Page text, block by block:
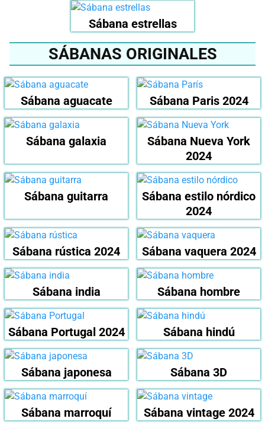
Sábana estrellas
SÁBANAS ORIGINALES
Sábana aguacate Sábana Paris 2024
Sábana galaxia
Sábana Nueva York
2024
Sábana guitarra
Sábana estilo nórdico
2024
Sábana rústica 2024 Sábana vaquera 2024
Sábana india Sábana hombre
Sábana Portugal 2024 Sábana hindú
Sábana japonesa Sábana 3D
Sábana marroquí Sábana vintage 2024